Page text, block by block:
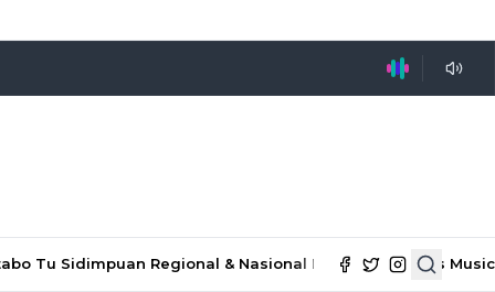
Tu Sidimpuan Regional & Nasional Ekonomi & Bisnis Music